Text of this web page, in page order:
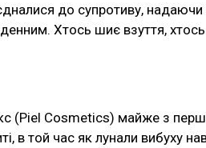
до супротиву, надаючи
Хтось шиє взуття, хтось
(Piel Cosmetics) майже з
в той час як лунали вибуху